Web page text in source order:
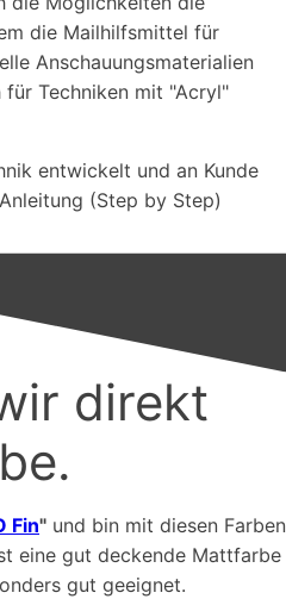
die Mailhilfsmittel für
Anschauungsmaterialien
für Techniken mit "Acryl"
entwickelt und an Kunde
(Step by Step)
direkt
Fin" und bin mit diesen Farben
eine gut deckende Mattfarbe
gut geeignet.